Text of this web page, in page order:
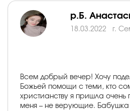
р.Б.
18.03.2022 г.
Всем добрый вечер! Хочу
Божьей помощи с теми, кто
христианству я пришла очень
меня – не верующие. Бабушка